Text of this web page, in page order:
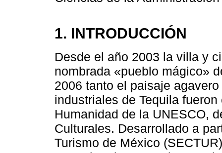
1. INTRODUCCIÓN
Desde el año 2003 la villa y
nombrada «pueblo mágico»
2006 tanto el paisaje
industriales de Tequila
Humanidad de la UNESCO,
Culturales. Desarrollado a
Turismo de México